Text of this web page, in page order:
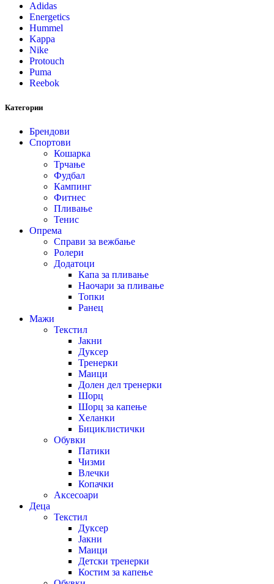
Adidas
Energetics
Hummel
Kappa
Nike
Protouch
Puma
Reebok
Категории
Брендови
Спортови
Кошарка
Трчање
Фудбал
Кампинг
Фитнес
Пливање
Тенис
Опрема
Справи за вежбање
Ролери
Додатоци
Капа за пливање
Наочари за пливање
Топки
Ранец
Мажи
Текстил
Јакни
Дуксер
Тренерки
Маици
Долен дел тренерки
Шорц
Шорц за капење
Хеланки
Бициклистички
Обувки
Патики
Чизми
Влечки
Копачки
Аксесоари
Деца
Текстил
Дуксер
Јакни
Маици
Детски тренерки
Костим за капење